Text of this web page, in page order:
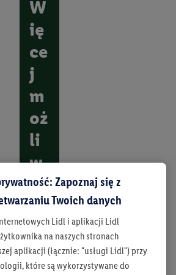
W
ię
ce
j
m
oż
li
w
oś
ci.
O
d
k
r
Zapoznaj się z
Twoich danych
Lidl i aplikacji Lidl
na naszych stronach
aplikacji (łącznie: "usługi Lidl") przy
które są wykorzystywane do